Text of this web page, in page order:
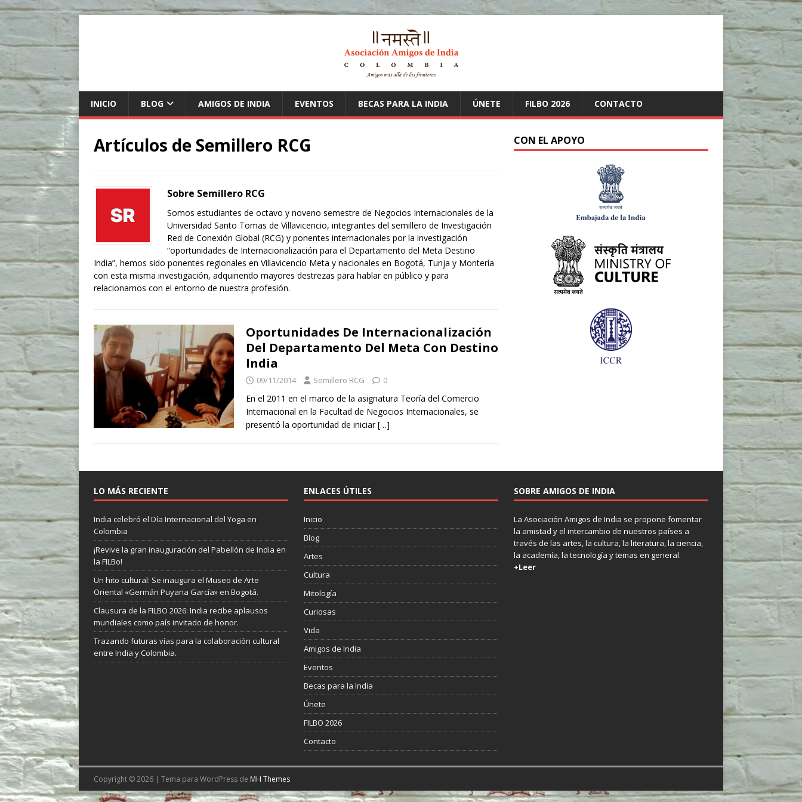
INICIO BLOG AMIGOS DE INDIA EVENTOS BECAS PARA LA INDIA ÚNETE FILBO 2026 CONTACTO
Artículos de Semillero RCG
Sobre Semillero RCG
Somos estudiantes de octavo y noveno semestre de Negocios Internacionales de la
Universidad Santo Tomas de Villavicencio, integrantes del semillero de Investigación
Red de Conexión Global (RCG) y ponentes internacionales por la investigación
“oportunidades de Internacionalización para el Departamento del Meta Destino
India”, hemos sido ponentes regionales en Villavicencio Meta y nacionales en Bogotá, Tunja y Montería
con esta misma investigación, adquiriendo mayores destrezas para hablar en público y para
relacionarnos con el entorno de nuestra profesión.
Oportunidades De Internacionalización
Del Departamento Del Meta Con Destino
India
09/11/2014 Semillero RCG 0
En el 2011 en el marco de la asignatura Teoría del Comercio
Internacional en la Facultad de Negocios Internacionales, se
presentó la oportunidad de iniciar[…]
CON EL APOYO
LO MÁS RECIENTE
India celebró el Día Internacional del Yoga en
Colombia
¡Revive la gran inauguración del Pabellón de India en
la FILBo!
Un hito cultural: Se inaugura el Museo de Arte
Oriental «Germán Puyana García» en Bogotá.
Clausura de la FILBO 2026: India recibe aplausos
mundiales como país invitado de honor.
Trazando futuras vías para la colaboración cultural
entre India y Colombia.
ENLACES ÚTILES
Inicio
Blog
Artes
Cultura
Mitología
Curiosas
Vida
Amigos de India
Eventos
Becas para la India
Únete
FILBO 2026
Contacto
SOBRE AMIGOS DE INDIA
La Asociación Amigos de India se propone fomentar
la amistad y el intercambio de nuestros países a
través de las artes, la cultura, la literatura, la ciencia,
la academía, la tecnología y temas en general.
+Leer
Copyright © 2026 | Tema para WordPress de MH Themes